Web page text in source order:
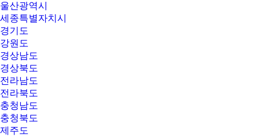
울산광역시
세종특별자치시
경기도
강원도
경상남도
경상북도
전라남도
전라북도
충청남도
충청북도
제주도